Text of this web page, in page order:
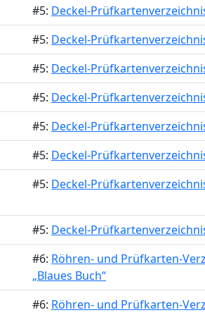
#5: Deckel-
#5: Deckel-
#5: Deckel-
#5: Deckel-
#5: Deckel-
#5: Deckel-
#5: Deckel-
#5: Deckel-
#6: Röhren- und Prüfkarten-
„Blaues Buch“
#6: Röhren- und Prüfkarten-